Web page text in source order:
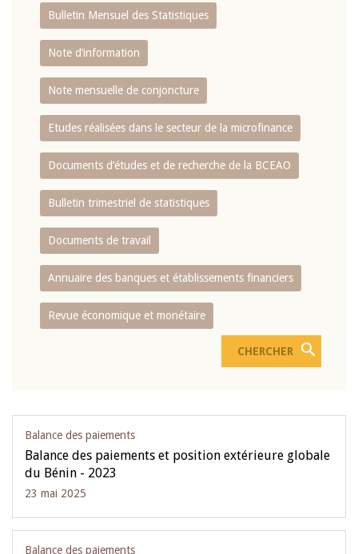
Bulletin Mensuel des Statistiques
Note d’information
Note mensuelle de conjoncture
Etudes réalisées dans le secteur de la microfinance
Documents d’études et de recherche de la BCEAO
Bulletin trimestriel de statistiques
Documents de travail
Annuaire des banques et établissements financiers
Revue économique et monétaire
Balance des paiements
Balance des paiements et position extérieure globale
du Bénin - 2023
23 mai 2025
Balance des paiements